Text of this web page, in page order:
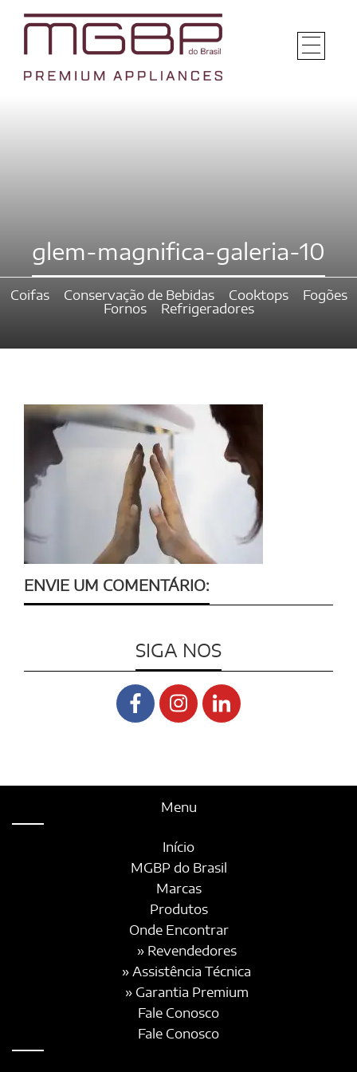
glem-magnifica-galeria-10
Coifas Conservação de Bebidas Cooktops
Fogões
Fornos
Refrigeradores
ENVIE UM COMENTÁRIO:
SIGA NOS
Menu
Início
MGBP do Brasil
Marcas
Produtos
Onde Encontrar
» Revendedores
» Assistência Técnica
» Garantia Premium
Fale Conosco
Fale Conosco